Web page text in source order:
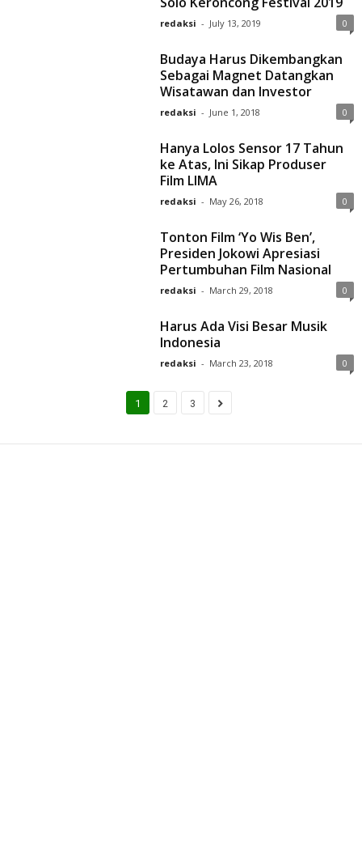
redaksi - July 13, 2019 0
Budaya Harus Dikembangkan
Sebagai Magnet Datangkan
Wisatawan dan Investor
redaksi - June 1, 2018 0
Hanya Lolos Sensor 17 Tahun
ke Atas, Ini Sikap Produser
Film LIMA
redaksi - May 26, 2018 0
Tonton Film ‘Yo Wis Ben’,
Presiden Jokowi Apresiasi
Pertumbuhan Film Nasional
redaksi - March 29, 2018 0
Harus Ada Visi Besar Musik
Indonesia
redaksi - March 23, 2018 0
1 2 3